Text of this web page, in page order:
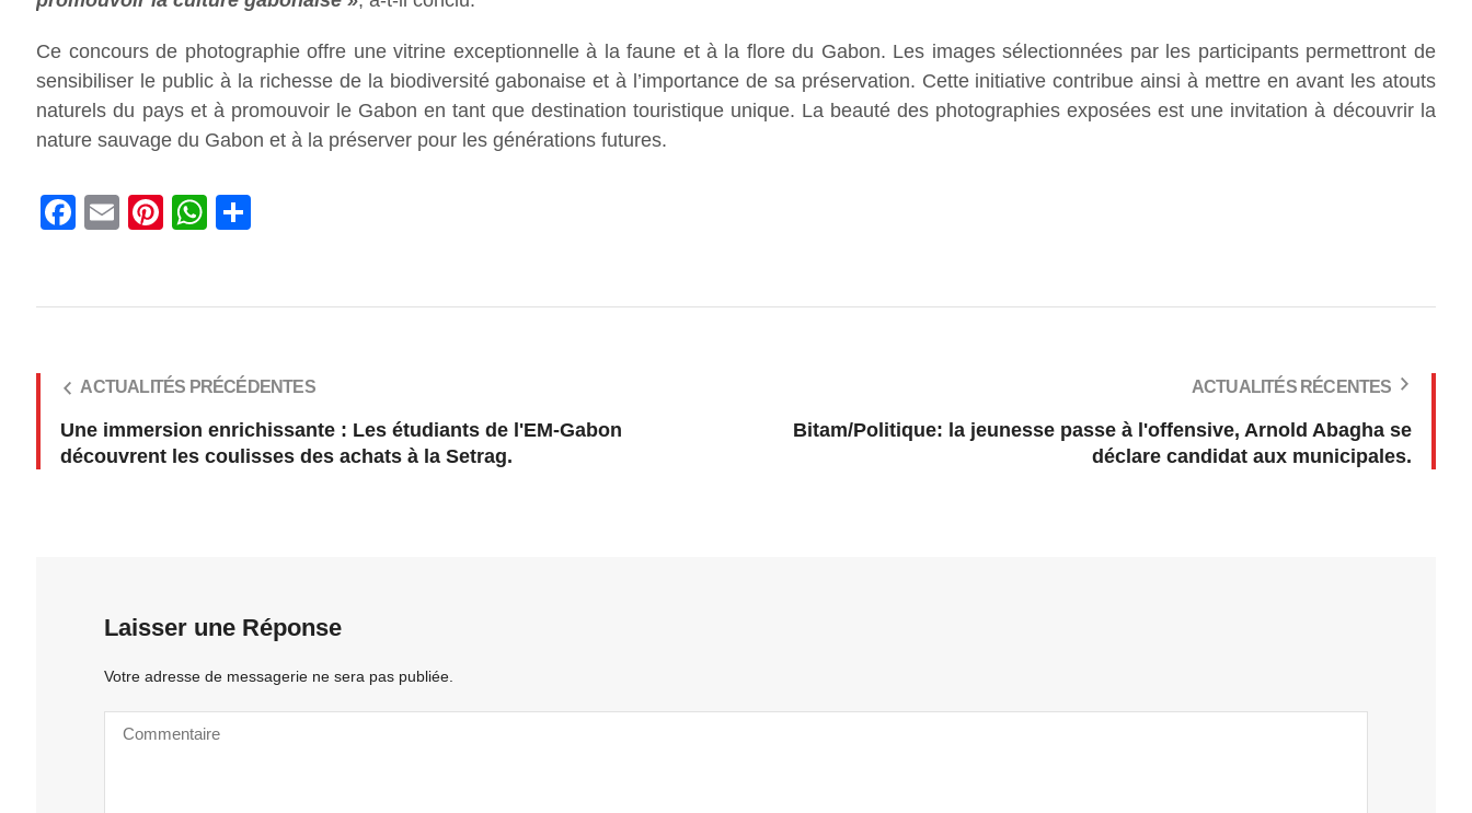
Ce concours de photographie offre une vitrine exceptionnelle à la faune et à la flore du Gabon. Les images sélectionnées par les participants permettront de
sensibiliser le public à la richesse de la biodiversité gabonaise et à l’importance de sa préservation. Cette initiative contribue ainsi à mettre en avant les atouts
naturels du pays et à promouvoir le Gabon en tant que destination touristique unique. La beauté des photographies exposées est une invitation à découvrir la
nature sauvage du Gabon et à la préserver pour les générations futures.
Facebook
Email PinterestWhatsApp
ACTUALITÉS PRÉCÉDENTES
Une immersion enrichissante : Les étudiants de l'EM-Gabon
découvrent les coulisses des achats à la Setrag.
ACTUALITÉS RÉCENTES
Bitam/Politique: la jeunesse passe à l'offensive, Arnold Abagha se
déclare candidat aux municipales.
Laisser une Réponse
Votre adresse de messagerie ne sera pas publiée.